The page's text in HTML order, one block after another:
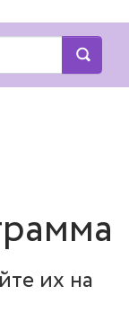
их на